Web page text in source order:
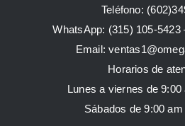
Teléfono:
WhatsApp: (315) 105-5423
Email:
Horarios de
Lunes a viernes de 9:00
Sábados de 9:00